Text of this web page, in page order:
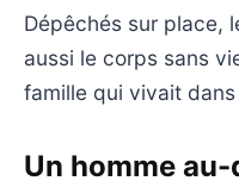
Dépêchés sur place,
aussi le corps sans
famille qui vivait
Un homme